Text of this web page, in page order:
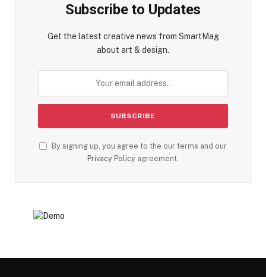
Subscribe to Updates
Get the latest creative news from SmartMag
about art & design.
By signing up, you agree to the our terms and our
Privacy Policy agreement.